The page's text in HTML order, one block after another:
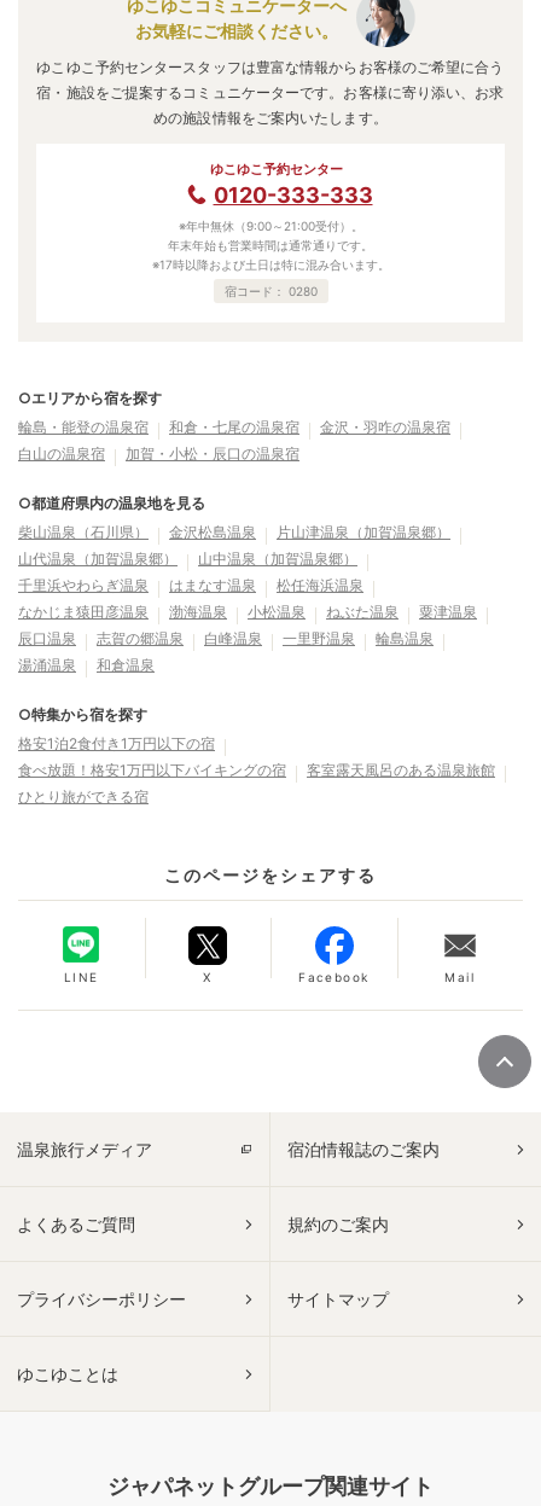
ゆこゆこコミュニケーターへ
お気軽にご相談ください。
ゆこゆこ予約センタースタッフは豊富な情報からお客様のご希望に合う
宿・施設をご提案するコミュニケーターです。お客様に寄り添い、お求
めの施設情報をご案内いたします。
ゆこゆこ予約センター
0120-333-333
※年中無休（9:00～21:00受付）。
年末年始も営業時間は通常通りです。
※17時以降および土日は特に混み合います。
宿コード： 0280
○エリアから宿を探す
輪島・能登の温泉宿
和倉・七尾の温泉宿
金沢・羽咋の温泉宿
白山の温泉宿
加賀・小松・辰口の温泉宿
○都道府県内の温泉地を見る
柴山温泉（石川県）
金沢松島温泉
片山津温泉（加賀温泉郷）
山代温泉（加賀温泉郷）
山中温泉（加賀温泉郷）
千里浜やわらぎ温泉
はまなす温泉
松任海浜温泉
なかじま猿田彦温泉
渤海温泉 小松温泉 ねぶた温泉
粟津温泉
辰口温泉
志賀の郷温泉 白峰温泉 一里野温泉
輪島温泉
湯涌温泉
和倉温泉
○特集から宿を探す
格安1泊2食付き1万円以下の宿
食べ放題！格安1万円以下バイキングの宿
客室露天風呂のある温泉旅館
ひとり旅ができる宿
このページをシェアする
LINE X Facebook Mail
温泉旅行メディア 宿泊情報誌のご案内
よくあるご質問 規約のご案内
プライバシーポリシー サイトマップ
ゆこゆことは
ジャパネットグループ関連サイト